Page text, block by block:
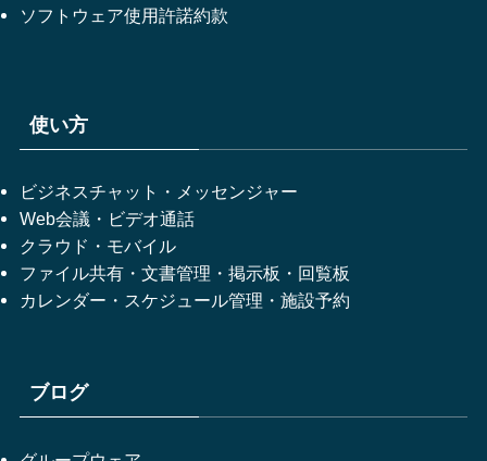
ソフトウェア使用許諾約款
使い方
ビジネスチャット・メッセンジャー
Web会議・ビデオ通話
クラウド・モバイル
ファイル共有・文書管理・掲示板・回覧板
カレンダー・スケジュール管理・施設予約
ブログ